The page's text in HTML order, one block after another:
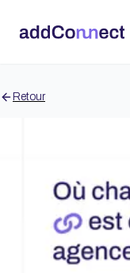
Retour